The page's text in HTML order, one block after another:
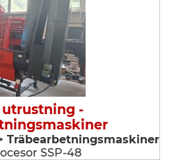
-
Träbearbetningsmaskiner
SSP-48